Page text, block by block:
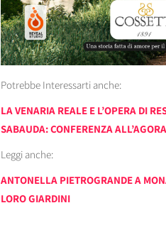
Potrebbe Interessarti anche:
LA VENARIA REALE E L’OPERA DI
SABAUDA: CONFERENZA
Leggi anche:
ANTONELLA PIETROGRANDE A
LORO GIARDINI